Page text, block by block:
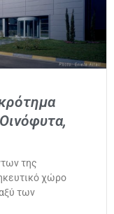
της
χώρο
των